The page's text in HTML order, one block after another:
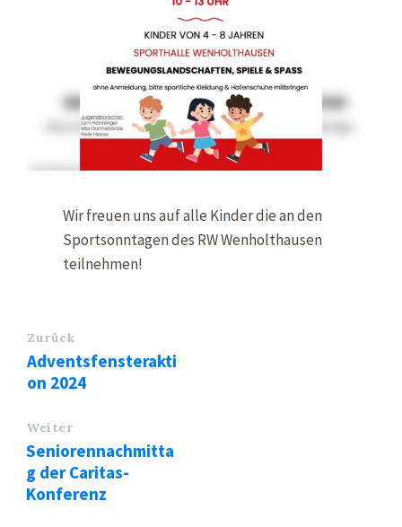
Wir freuen uns auf alle Kinder die an den
Sportsonntagen des RW Wenholthausen
teilnehmen!
Zurück
Adventsfensterakti
on 2024
Weiter
Seniorennachmitta
g der Caritas-
Konferenz